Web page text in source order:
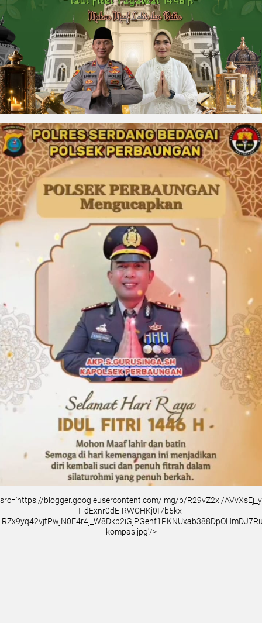
src='https://blogger.googleusercontent.com/img/b/R29vZ2xl/
I_dExnr0dE-RWCHKj0I7b5kx-
kompas.jpg'/>